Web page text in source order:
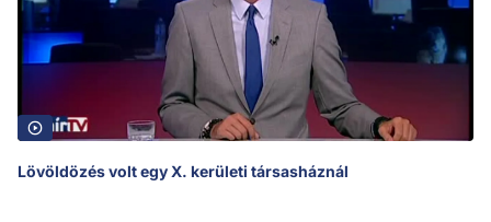
Lövöldözés volt egy X. kerületi társasháznál